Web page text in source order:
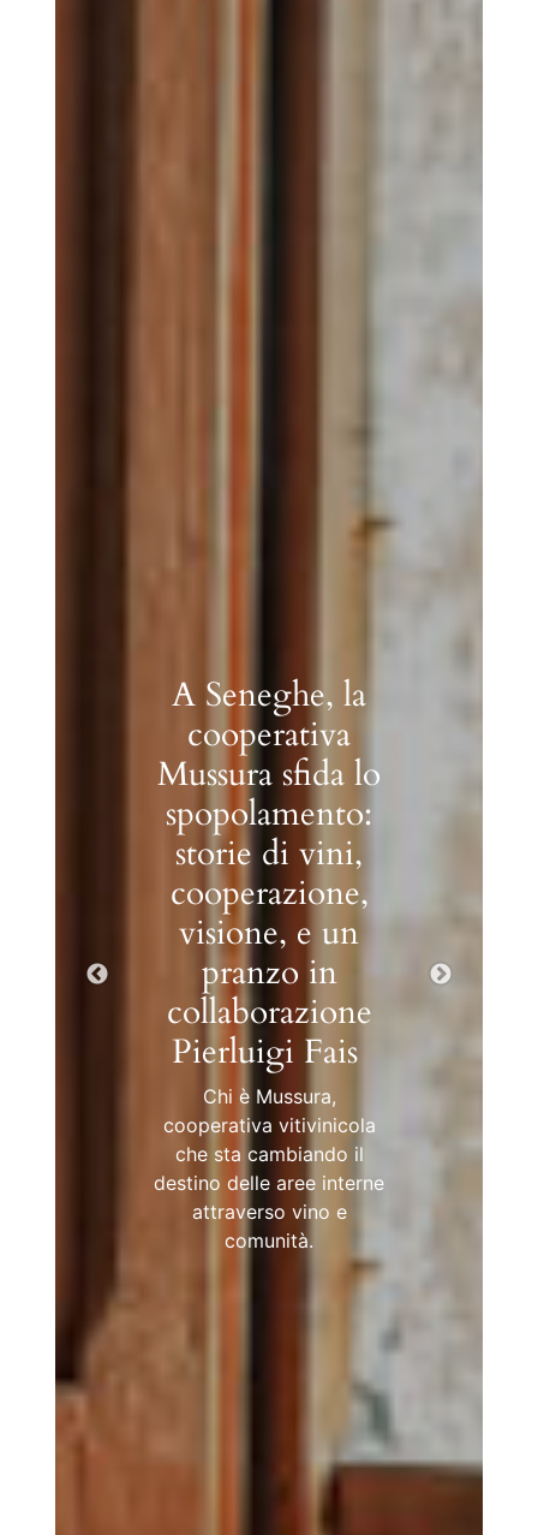
Fare
comunicazione
è una
responsabilità
sociale
Sull’urgenza di riflettere
sulla responsabilità
sociale di chi racconta il
cibo e i territori.